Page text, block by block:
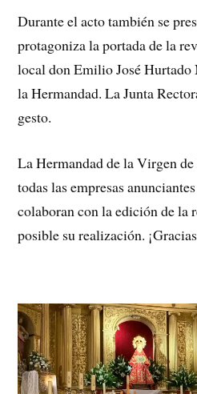
Durante el acto también se
protagoniza la portada de la
local don Emilio José Hurtado
la Hermandad. La Junta
gesto.
La Hermandad de la Virgen de
todas las empresas
colaboran con la edición de la
posible su realización.